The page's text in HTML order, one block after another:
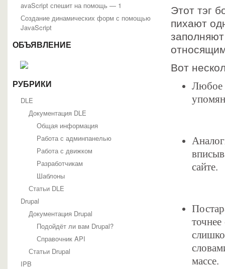
avaScript спешит на помощь — 1
Создание динамических форм с помощью
JavaScript
ОБЪЯВЛЕНИЕ
РУБРИКИ
DLE
Документация DLE
Общая информация
Работа с админпанелью
Работа с движком
Разработчикам
Шаблоны
Статьи DLE
Drupal
Документация Drupal
Подойдёт ли вам Drupal?
Справочник API
Статьи Drupal
IPB
Этот тэг
пихают
Вот
Любое
сайте.
массе.